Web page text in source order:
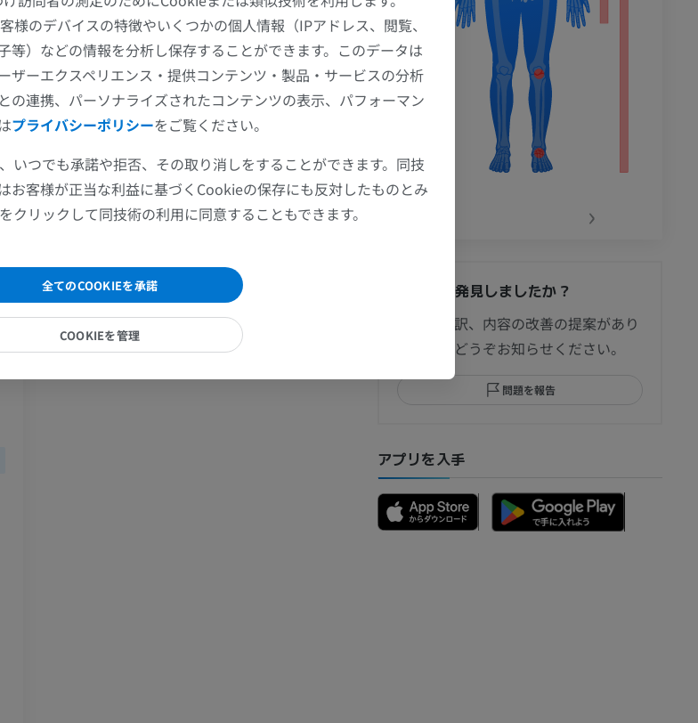
ム
MRI
ム
ム
下肢MRI
MRI
プレミアム
股関節MRI
プレミアム
膝 MRI
プレミアム
膝関節CT関節造影
CT関節造影
›
間違いを発見しましたか？
修正や翻訳、内容の改善の提案があり
ましたらどうぞお知らせください。
問題を報告
アプリを入手
様のデバイスの特徴やいくつかの個人情報（IPアドレス、閲覧、
等）などの情報を分析し保存することができます。このデータは
ザーエクスペリエンス・提供コンテンツ・製品・サービスの分析
の連携、パーソナライズされたコンテンツの表示、パフォーマン
プライバシーポリシーをご覧ください。
いつでも承諾や拒否、その取り消しをすることができます。同技
お客様が正当な利益に基づくCookieの保存にも反対したものとみ
リックして同技術の利用に同意することもできます。
全てのCOOKIEを承諾
COOKIEを管理